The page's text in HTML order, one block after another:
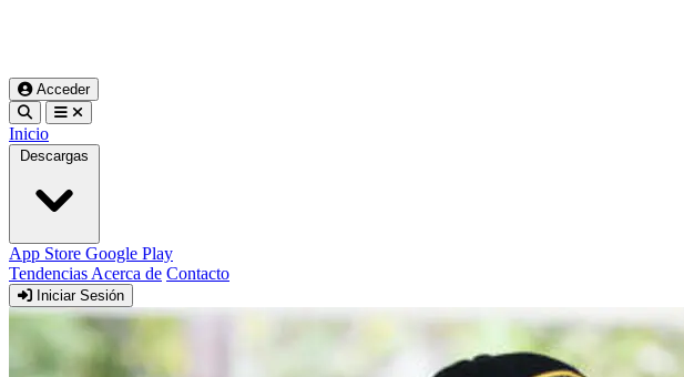
Acceder
Inicio
Descargas
App Store Google Play
Tendencias Acerca de Contacto
Iniciar Sesión